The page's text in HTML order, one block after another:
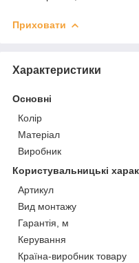
Приховати
Характеристики
Основні
Колір
Матеріал
Виробник
Користувальницькі
Артикул
Вид монтажу
Гарантія, м
Керування
Країна-виробник товару